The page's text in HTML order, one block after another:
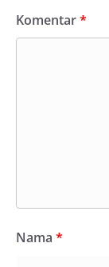
Komentar*
Nama *